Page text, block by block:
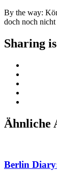
By the way:
doch noch nicht
Sharing
Ähnliche
Berlin